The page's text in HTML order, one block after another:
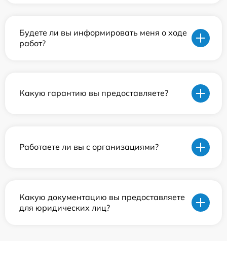
Будете ли вы информировать меня о ходе
работ?
Какую гарантию вы предоставляете?
Работаете ли вы с организациями?
Какую документацию вы предоставляете
для юридических лиц?